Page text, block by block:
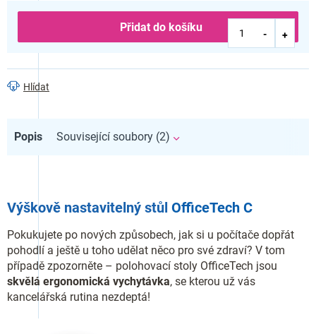
Přidat do košíku
Hlídat
Popis Související soubory (2)
Výškově nastavitelný stůl OfficeTech C
Pokukujete po nových způsobech, jak si u počítače dopřát
pohodlí a ještě u toho udělat něco pro své zdraví? V tom
případě zpozorněte – polohovací stoly OfficeTech jsou
skvělá ergonomická vychytávka, se kterou už vás
kancelářská rutina nezdeptá!